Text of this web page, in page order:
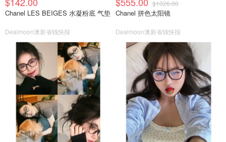
Chanel LES BEIGES 水凝粉底 气垫
Dealmoon澳新省钱快报
$1026.00
Chanel 拼色太阳镜
Dealmoon澳新省钱快报